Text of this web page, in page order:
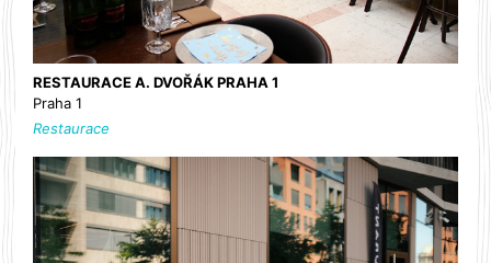
RESTAURACE A. DVOŘÁK PRAHA 1
Praha 1
Restaurace